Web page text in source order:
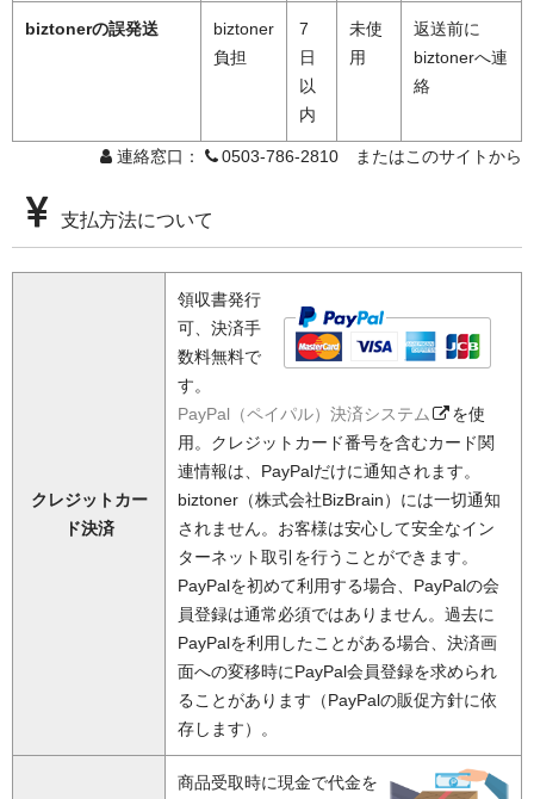
biztonerの誤発送
biztoner
負担
7
日
以
内
未使
用
返送前に
biztonerへ連
絡
連絡窓口： 0503-786-2810 またはこのサイトから
支払方法について
クレジットカー
ド決済
領収書発行
可、決済手
数料無料で
す。
PayPal（ペイパル）決済システム
を使
用。クレジットカード番号を含むカード関
連情報は、PayPalだけに通知されます。
biztoner（株式会社BizBrain）には一切通知
されません。お客様は安心して安全なイン
ターネット取引を行うことができます。
PayPalを初めて利用する場合、PayPalの会
員登録は通常必須ではありません。過去に
PayPalを利用したことがある場合、決済画
面への変移時にPayPal会員登録を求められ
ることがあります（PayPalの販促方針に依
存します）。
商品受取時に現金で代金を